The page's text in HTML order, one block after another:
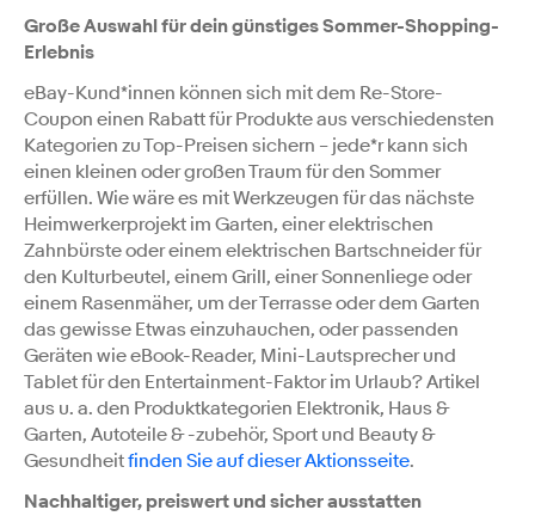
Große Auswahl für dein günstiges Sommer-Shopping-
Erlebnis
eBay-Kund*innen können sich mit dem Re-Store-
Coupon einen Rabatt für Produkte aus verschiedensten
Kategorien zu Top-Preisen sichern – jede*r kann sich
einen kleinen oder großen Traum für den Sommer
erfüllen. Wie wäre es mit Werkzeugen für das nächste
Heimwerkerprojekt im Garten, einer elektrischen
Zahnbürste oder einem elektrischen Bartschneider für
den Kulturbeutel, einem Grill, einer Sonnenliege oder
einem Rasenmäher, um der Terrasse oder dem Garten
das gewisse Etwas einzuhauchen, oder passenden
Geräten wie eBook-Reader, Mini-Lautsprecher und
Tablet für den Entertainment-Faktor im Urlaub? Artikel
aus u. a. den Produktkategorien Elektronik, Haus &
Garten, Autoteile & -zubehör, Sport und Beauty &
Gesundheitfinden Sie auf dieser Aktionsseite.
Nachhaltiger, preiswert und sicher ausstatten